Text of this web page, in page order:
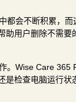
都会不断积累，而
助用户删除不需要
。Wise Care 365
是检查电脑运行状